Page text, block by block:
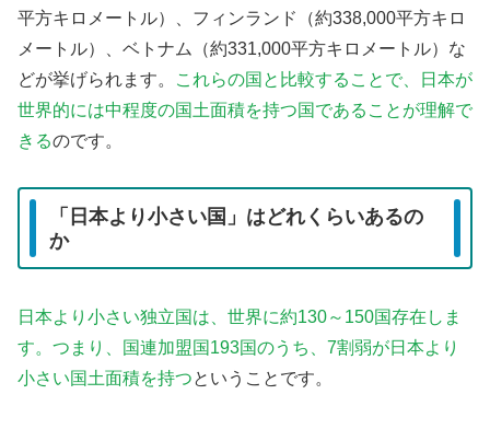
平方キロメートル）、フィンランド（約338,000平方キロ
メートル）、ベトナム（約331,000平方キロメートル）な
どが挙げられます。
これらの国と比較することで、日本が
世界的には中程度の国土面積を持つ国であることが理解で
きるのです。
「日本より小さい国」はどれくらいあるの
か
日本より小さい独立国は、世界に約130～150国存在しま
す。つまり、国連加盟国193国のうち、7割弱が日本より
小さい国土面積を持つということです。